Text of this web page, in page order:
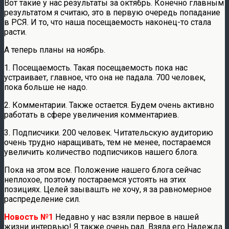
Вот такие у нас результаты за октябрь. Конечно главным
результатом я считаю, это в первую очередь попадание
в РСЯ. И то, что наша посещаемость наконец-то стала
расти.
А теперь планы на ноябрь.
1. Посещаемость. Такая посещаемость пока нас
устраивает, главное, что она не падала. 700 человек,
пока больше не надо.
2. Комментарии. Также остается. Будем очень активно
работать в сфере увеличения комментариев.
3. Подписчики. 200 человек. Читательскую аудиторию
очень трудно наращивать, тем не менее, постараемся
увеличить количество подписчиков нашего блога.
Пока на этом все. Положение нашего блога сейчас
неплохое, поэтому постараемся устоять на этих
позициях. Целей заывашть не хочу, я за равномерное
распределение сил.
Новость №1 Недавно у нас взяли первое в нашей
жизни интервью! Я также очень рад. Взяла его Надежда